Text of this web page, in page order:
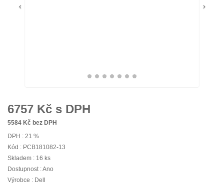
6757 Kč s DPH
5584 Kč bez DPH
DPH : 21 %
Kód : PCB181082-13
Skladem : 16 ks
Dostupnost : Ano
Výrobce : Dell